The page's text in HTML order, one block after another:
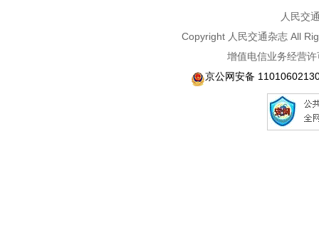
人民交
Copyright 人民交通杂志 All
增值电信业务经营
京公网安备